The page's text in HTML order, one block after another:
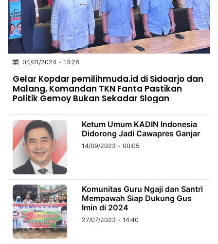
INDONESIA
Partner
NTB
Time
IDN
Jogja
Rakyat
News
Notice
Baru
Kabarbaru
04/01/2024 - 13:26
Gelar Kopdar pemilihmuda.id di Sidoarjo dan
Malang, Komandan TKN Fanta Pastikan
Politik Gemoy Bukan Sekadar Slogan
Ketum Umum KADIN Indonesia
Didorong Jadi Cawapres Ganjar
14/09/2023 - 00:05
Komunitas Guru Ngaji dan Santri
Mempawah Siap Dukung Gus
Imin di 2024
27/07/2023 - 14:40